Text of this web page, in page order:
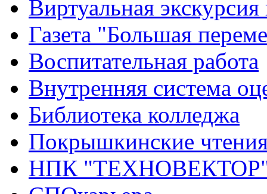
Виртуальная
Газета "Большая
Воспитательная работа
Внутренняя система
Библиотека колледжа
Покрышкинские
НПК